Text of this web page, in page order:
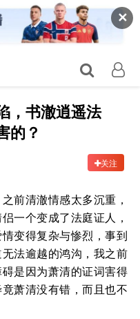
✕
，书澈逍遥法
的？
关注
前清澈情感太多沉重，
一个变成了法庭证人，
变得复杂与惨烈，事到
法逾越的鸿沟，我之前
是因为萧清的证词害得
萧清没有错，而且也不